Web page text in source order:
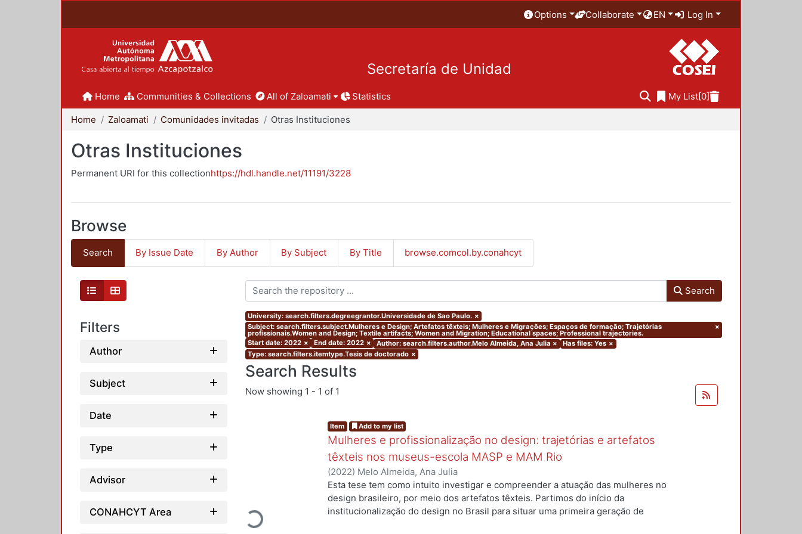
Options Collaborate EN Log In
Secretaría de Unidad
Home Communities & Collections All of Zaloamati Statistics My List[0]
Home Zaloamati Comunidades invitadas Otras Instituciones
Otras Instituciones
Permanent URI for this collectionhttps://hdl.handle.net/11191/3228
Browse
Search By Issue Date By Author By Subject By Title browse.comcol.by.conahcyt
Filters
Author
Subject
Date
Type
Advisor
CONAHCYT Area
Search
University: search.filters.degreegrantor.Universidade de Sao Paulo. ×
Subject: search.filters.subject.Mulheres e Design; Artefatos têxteis; Mulheres e Migrações; Espaços de formação; Trajetórias
profissionais.Women and Design; Textile artifacts; Women and Migration; Educational spaces; Professional trajectories.
×
Start date: 2022 × End date: 2022 × Author: search.filters.author.Melo Almeida, Ana Julia × Has files: Yes ×
Type: search.filters.itemtype.Tesis de doctorado ×
Search Results
Now showing 1 - 1 of 1
Loading...
Item Add to my list
Mulheres e profissionalização no design: trajetórias e artefatos
têxteis nos museus-escola MASP e MAM Rio
(2022) Melo Almeida, Ana Julia
Esta tese tem como intuito investigar e compreender a atuação das mulheres no
design brasileiro, por meio dos artefatos têxteis. Partimos do início da
institucionalização do design no Brasil para situar uma primeira geração de